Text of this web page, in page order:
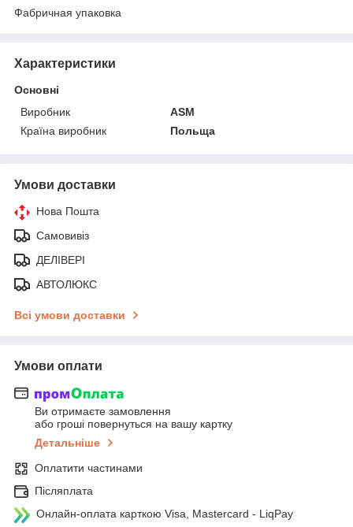
Фабричная упаковка
Характеристики
Основні
Виробник
ASM
Країна виробник
Польща
Умови доставки
Нова Пошта
Самовивіз
ДЕЛІВЕРІ
АВТОЛЮКС
Всі умови доставки
Умови оплати
Ви отримаєте замовлення
або гроші повернуться на вашу картку
Детальніше
Оплатити частинами
Післяплата
Онлайн-оплата карткою Visa, Mastercard - LiqPay